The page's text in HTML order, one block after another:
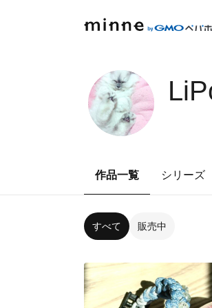
作品一覧 シリーズ
すべて 販売中